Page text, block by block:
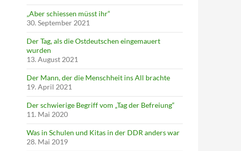
„Aber schiessen müsst ihr“
30. September 2021
Der Tag, als die Ostdeutschen eingemauert
wurden
13. August 2021
Der Mann, der die Menschheit ins All brachte
19. April 2021
Der schwierige Begriff vom „Tag der Befreiung“
11. Mai 2020
Was in Schulen und Kitas in der DDR anders war
28. Mai 2019